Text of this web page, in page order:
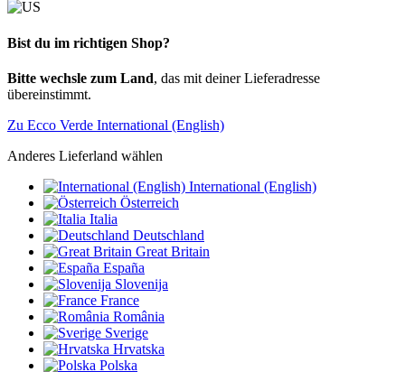
Bist du im richtigen Shop?
Bitte wechsle zum Land, das mit deiner Lieferadresse
übereinstimmt.
Zu Ecco Verde International (English)
Anderes Lieferland wählen
International (English)
Österreich
Italia
Deutschland
Great Britain
España
Slovenija
France
România
Sverige
Hrvatska
Polska